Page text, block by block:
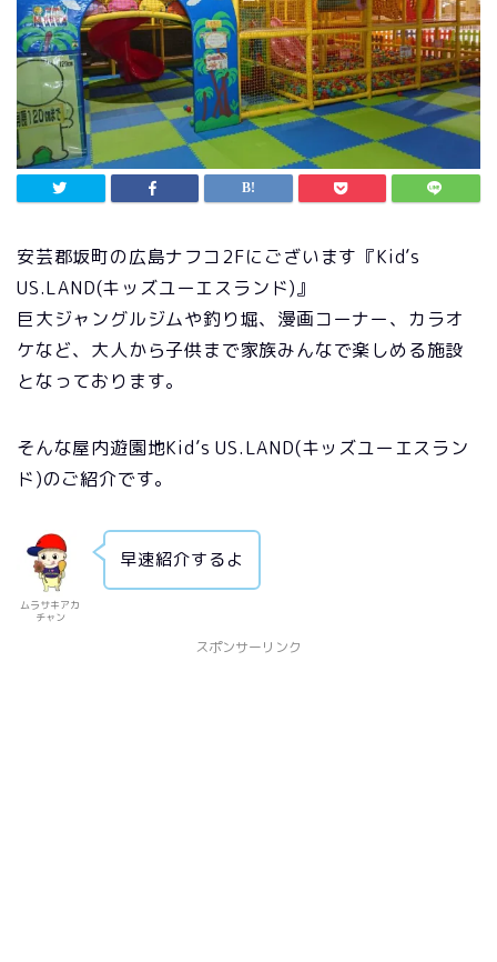
安芸郡坂町の広島ナフコ2Fにございます『Kid’s
US.LAND(キッズユーエスランド)』
巨大ジャングルジムや釣り堀、漫画コーナー、カラオ
ケなど、大人から子供まで家族みんなで楽しめる施設
となっております。
そんな屋内遊園地Kid’s US.LAND(キッズユーエスラン
ド)のご紹介です。
ムラサキアカ
チャン
早速紹介するよ
スポンサーリンク